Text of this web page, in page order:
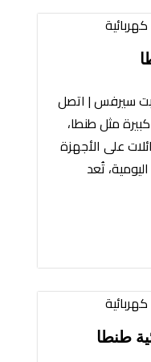
سيرفس | اتصل
مدينة كبيرة مثل طنطا،
على الأجهزة
تُعد
طنطا